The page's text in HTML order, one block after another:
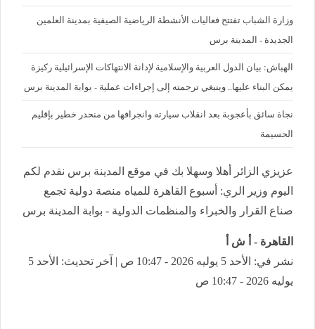
وزارة الشباب تفتتح فعاليات الأنشطة الرياضية الصيفية بمدينة العلمين
الجديدة - المدينة برس
الهباش: بيان الدول العربية والإسلامية لإدانة الانتهاكات الإسرائيلية ركيزة
يمكن البناء عليها.. وينبغي ترجمته إلى إجراءات عملية - بوابة المدينة برس
نجاة سائق بأعجوبة بعد انقلاب سيارته وانجرافها من منحدر خطير بإقليم
الحسيمة
عزيزي الزائر أهلا وسهلا بك في موقع المدينة برس نقدم لكم
اليوم وزير الري: أسبوع القاهرة للمياه منصة دولية تجمع
صناع القرار والخبراء والمنظمات الدولية - بوابة المدينة برس
القاهرة - أ ش أ
نشر في: الأحد 5 يوليه 2026 - 10:47 ص | آخر تحديث: الأحد 5
يوليه 2026 - 10:47 ص